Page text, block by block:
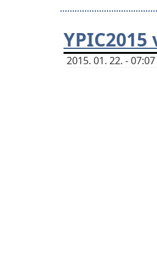
YPIC2015
2015. 01. 22. -